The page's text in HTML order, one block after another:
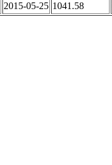
2015-05-25 1041.58